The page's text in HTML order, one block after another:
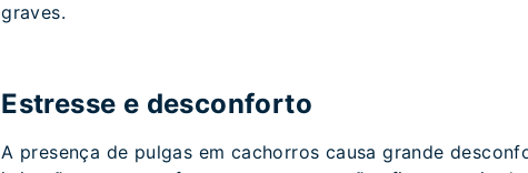
graves.
Estresse e desconforto
A presença de pulgas em cachorros causa grande